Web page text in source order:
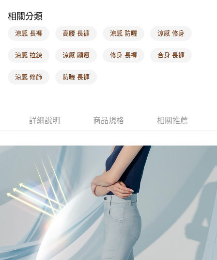
付款後門市自取
每筆NT$60，滿NT$1,000(含以上)免運費
相關分類
涼感 長褲 高腰 長褲 涼感 防曬 涼感 修身
涼感 拉鍊 涼感 顯瘦 修身 長褲 合身 長褲
涼感 修飾 防曬 長褲
詳細說明 商品規格 相關推薦